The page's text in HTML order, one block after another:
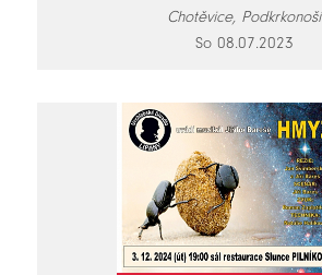
Chotěvice, Podkrkonoší
So 08.07.2023